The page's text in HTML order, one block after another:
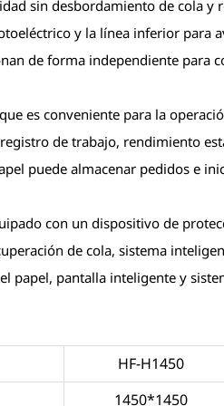
sin desbordamiento de cola y
y la línea inferior para
de forma independiente para
es conveniente para la
de trabajo, rendimiento
puede almacenar pedidos e
con un dispositivo de
de cola, sistema
papel, pantalla inteligente y
HF-H1450
1450*1450